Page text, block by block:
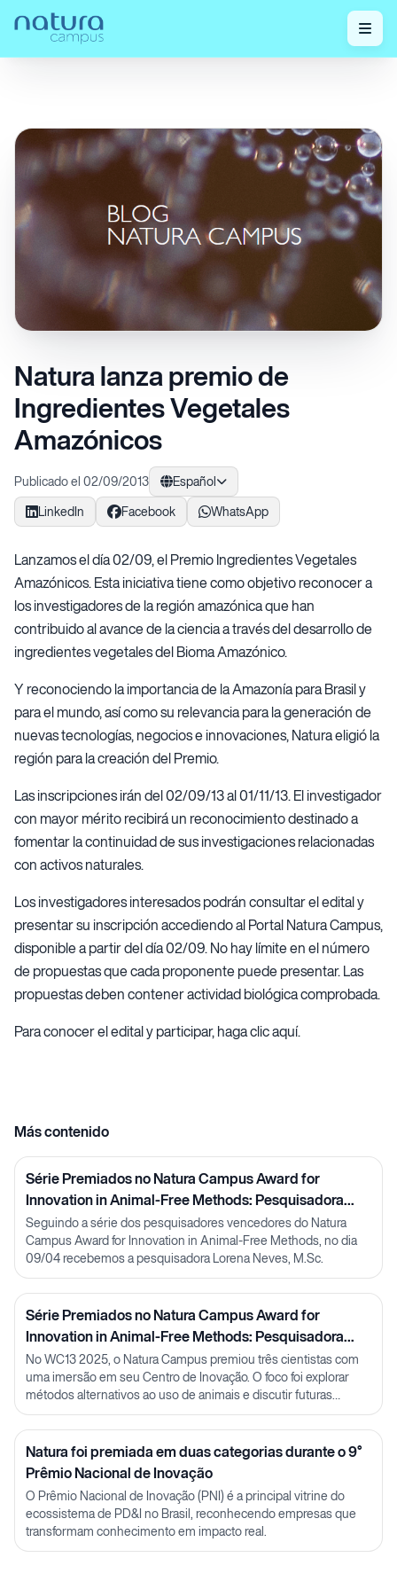
Natura lanza premio de
Ingredientes Vegetales
Amazónicos
Publicado el 02/09/2013
Español
LinkedIn
Facebook WhatsApp
Lanzamos el día 02/09, el Premio Ingredientes Vegetales
Amazónicos. Esta iniciativa tiene como objetivo reconocer a
los investigadores de la región amazónica que han
contribuido al avance de la ciencia a través del desarrollo de
ingredientes vegetales del Bioma Amazónico.
Y reconociendo la importancia de la Amazonía para Brasil y
para el mundo, así como su relevancia para la generación de
nuevas tecnologías, negocios e innovaciones, Natura eligió la
región para la creación del Premio.
Las inscripciones irán del 02/09/13 al 01/11/13. El investigador
con mayor mérito recibirá un reconocimiento destinado a
fomentar la continuidad de sus investigaciones relacionadas
con activos naturales.
Los investigadores interesados podrán consultar el edital y
presentar su inscripción accediendo al Portal Natura Campus,
disponible a partir del día 02/09. No hay límite en el número
de propuestas que cada proponente puede presentar. Las
propuestas deben contener actividad biológica comprobada.
Para conocer el edital y participar,haga clic aquí.
Más contenido
Série Premiados no Natura Campus Award for
Innovation in Animal-Free Methods: Pesquisadora
Lorena Neves
Seguindo a série dos pesquisadores vencedores do Natura
Campus Award for Innovation in Animal-Free Methods, no dia
09/04 recebemos a pesquisadora Lorena Neves, M.Sc.
Série Premiados no Natura Campus Award for
Innovation in Animal-Free Methods: Pesquisadora
Julia Carnelós
No WC13 2025, o Natura Campus premiou três cientistas com
uma imersão em seu Centro de Inovação. O foco foi explorar
métodos alternativos ao uso de animais e discutir futuras
parcerias em P&D.
Natura foi premiada em duas categorias durante o 9°
Prêmio Nacional de Inovação
O Prêmio Nacional de Inovação (PNI) é a principal vitrine do
ecossistema de PD&I no Brasil, reconhecendo empresas que
transformam conhecimento em impacto real.